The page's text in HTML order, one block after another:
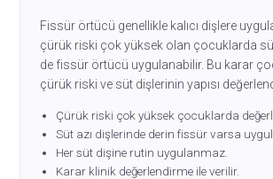
Fissür örtücü genellikle kalıcı dişlere
çürük riski çok yüksek olan çocuklarda
de fissür örtücü uygulanabilir. Bu karar
çürük riski ve süt dişlerinin yapısı
Çürük riski çok yüksek çocuklarda
Süt azı dişlerinde derin fissür varsa
Her süt dişine rutin uygulanmaz.
Karar klinik değerlendirme ile verilir.